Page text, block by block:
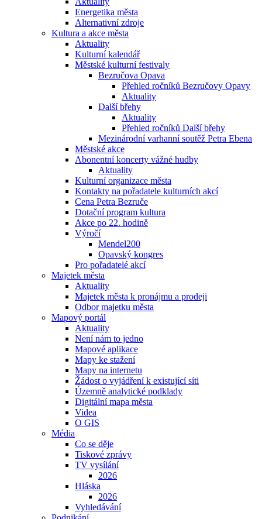
Energetika města
Alternativní zdroje
Kultura a akce města
Aktuality
Kulturní kalendář
Městské kulturní festivaly
Bezručova Opava
Přehled ročníků Bezručovy Opavy
Aktuality
Další břehy
Aktuality
Přehled ročníků Další břehy
Mezinárodní varhanní soutěž Petra Ebena
Městské akce
Abonentní koncerty vážné hudby
Aktuality
Kulturní organizace města
Kontakty na pořadatele kulturních akcí
Cena Petra Bezruče
Dotační program kultura
Akce po 22. hodině
Výročí
Mendel200
Opavský kongres
Pro pořadatelé akcí
Majetek města
Aktuality
Majetek města k pronájmu a prodeji
Odbor majetku města
Mapový portál
Aktuality
Není nám to jedno
Mapové aplikace
Mapy ke stažení
Mapy na internetu
Žádost o vyjádření k existující síti
Územně analytické podklady
Digitální mapa města
Videa
O GIS
Média
Co se děje
Tiskové zprávy
TV vysílání
2026
Hláska
2026
Vyhledávání